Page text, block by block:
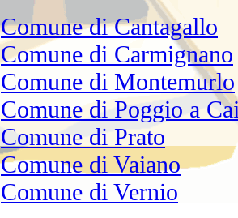
Comune di Cantagallo
Comune di Carmignano
Comune di Montemurlo
Comune di Poggio a
Comune di Prato
Comune di Vaiano
Comune di Vernio